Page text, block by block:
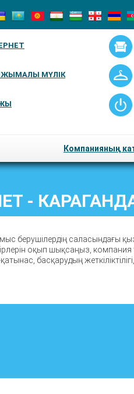
МҮЛІК
Компанияның
-
берушілердің саласындағы
оқып шықсаңыз,
басқарудың